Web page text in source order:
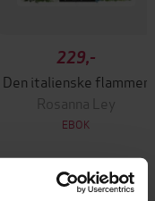
229,-
Den italienske flammen
Rosanna Ley
EBOK